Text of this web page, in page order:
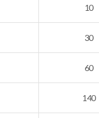
10
30
60
140